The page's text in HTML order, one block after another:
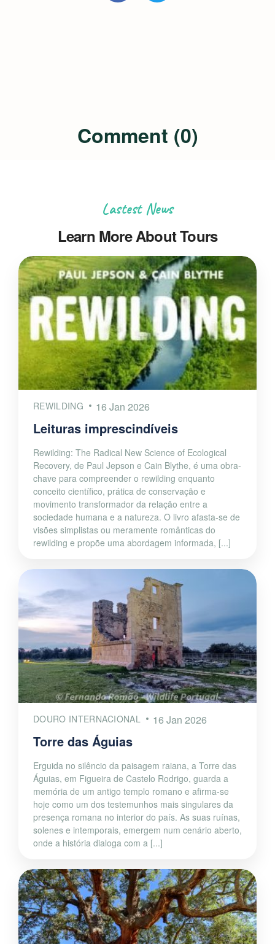
Comment (0)
Lastest News
Learn More About Tours
REWILDING 16 Jan 2026
Leituras imprescindíveis
Rewilding: The Radical New Science of Ecological
Recovery, de Paul Jepson e Cain Blythe, é uma obra-
chave para compreender o rewilding enquanto
conceito científico, prática de conservação e
movimento transformador da relação entre a
sociedade humana e a natureza. O livro afasta-se de
visões simplistas ou meramente românticas do
rewilding e propõe uma abordagem informada, [...]
DOURO INTERNACIONAL 16 Jan 2026
Torre das Águias
Erguida no silêncio da paisagem raiana, a Torre das
Águias, em Figueira de Castelo Rodrigo, guarda a
memória de um antigo templo romano e afirma-se
hoje como um dos testemunhos mais singulares da
presença romana no interior do país. As suas ruínas,
solenes e intemporais, emergem num cenário aberto,
onde a história dialoga com a [...]